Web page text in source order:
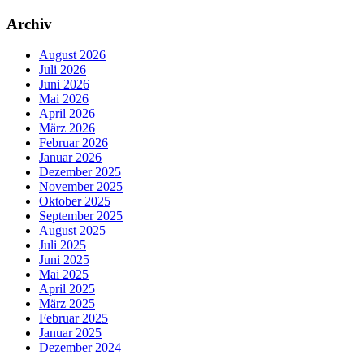
Archiv
August 2026
Juli 2026
Juni 2026
Mai 2026
April 2026
März 2026
Februar 2026
Januar 2026
Dezember 2025
November 2025
Oktober 2025
September 2025
August 2025
Juli 2025
Juni 2025
Mai 2025
April 2025
März 2025
Februar 2025
Januar 2025
Dezember 2024